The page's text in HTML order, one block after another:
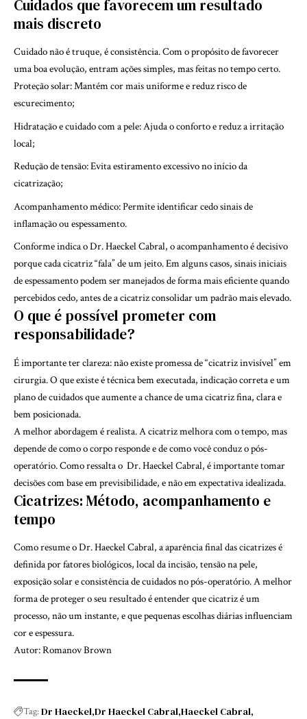
Cuidados que favorecem um resultado
mais discreto
Cuidado não é truque, é consistência. Com o propósito de favorecer
uma boa evolução, entram ações simples, mas feitas no tempo certo.
Proteção solar: Mantém cor mais uniforme e reduz risco de
escurecimento;
Hidratação e cuidado com a pele: Ajuda o conforto e reduz a irritação
local;
Redução de tensão: Evita estiramento excessivo no início da
cicatrização;
Acompanhamento médico: Permite identificar cedo sinais de
inflamação ou espessamento.
Conforme indica o Dr. Haeckel Cabral, o acompanhamento é decisivo
porque cada cicatriz “fala” de um jeito. Em alguns casos, sinais iniciais
de espessamento podem ser manejados de forma mais eficiente quando
percebidos cedo, antes de a cicatriz consolidar um padrão mais elevado.
O que é possível prometer com
responsabilidade?
É importante ter clareza: não existe promessa de “cicatriz invisível” em
cirurgia. O que existe é técnica bem executada, indicação correta e um
plano de cuidados que aumente a chance de uma cicatriz fina, clara e
bem posicionada.
A melhor abordagem é realista. A cicatriz melhora com o tempo, mas
depende de como o corpo responde e de como você conduz o pós-
operatório. Como ressalta o Dr. Haeckel Cabral, é importante tomar
decisões com base em previsibilidade, e não em expectativa idealizada.
Cicatrizes: Método, acompanhamento e
tempo
Como resume o Dr. Haeckel Cabral, a aparência final das cicatrizes é
definida por fatores biológicos, local da incisão, tensão na pele,
exposição solar e consistência de cuidados no pós-operatório. A melhor
forma de proteger o seu resultado é entender que cicatriz é um
processo, não um instante, e que pequenas escolhas diárias influenciam
cor e espessura.
Autor: Romanov Brown
Tag:Dr Haeckel Dr Haeckel Cabral Haeckel Cabral